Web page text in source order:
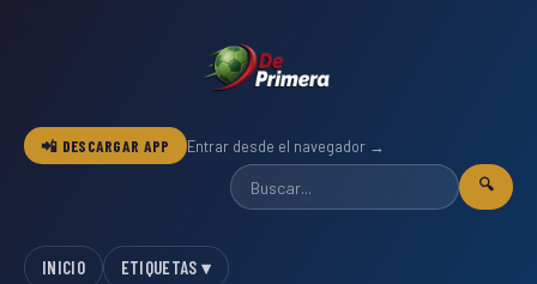
📲 DESCARGAR APP Entrar desde el navegador →
🔍
INICIO ETIQUETAS ▾